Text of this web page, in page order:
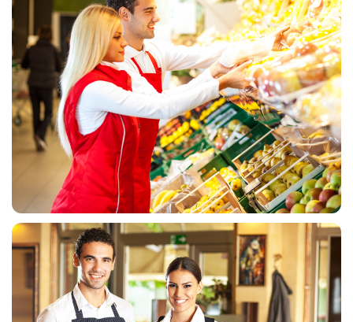
MEDICINSKE UNIFORME
UNIFORME ZA MARKETE